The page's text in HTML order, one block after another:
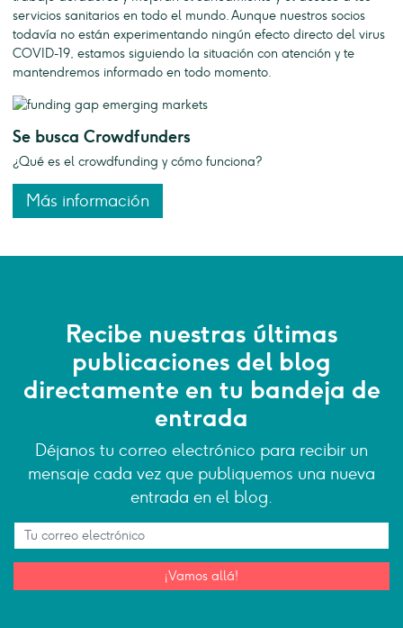
servicios sanitarios en todo el mundo. Aunque nuestros socios
todavía no están experimentando ningún efecto directo del virus
COVID-19, estamos siguiendo la situación con atención y te
mantendremos informado en todo momento.
Se busca Crowdfunders
¿Qué es el crowdfunding y cómo funciona?
Más información
Recibe nuestras últimas
publicaciones del blog
directamente en tu bandeja de
entrada
Déjanos tu correo electrónico para recibir un
mensaje cada vez que publiquemos una nueva
entrada en el blog.
¡Vamos allá!